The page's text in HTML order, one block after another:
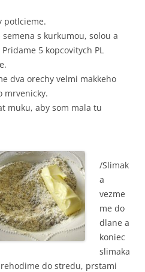
potlcieme.
s kurkumou, solou a
5 kopcovitych PL
dva orechy velmi makkeho
mrvenicky.
muku, aby som mala tu
/Slimak
a
vezme
me do
dlane a
koniec
slimaka
do stredu, prstami